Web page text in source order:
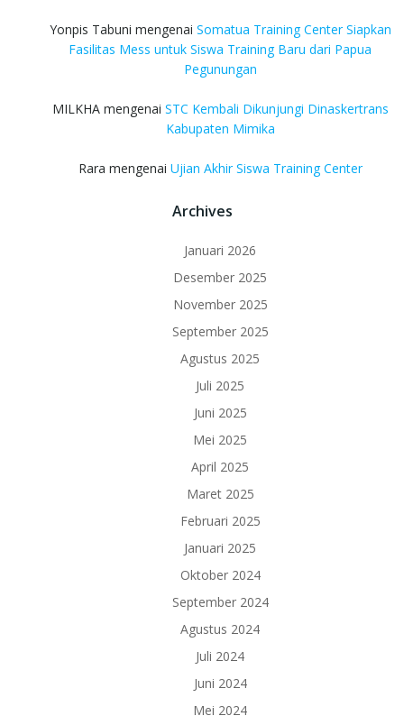
Yonpis Tabuni mengenai Somatua Training Center Siapkan
Fasilitas Mess untuk Siswa Training Baru dari Papua
Pegunungan
MILKHAmengenai STC Kembali Dikunjungi Dinaskertrans
Kabupaten Mimika
Rara mengenai Ujian Akhir Siswa Training Center
Archives
Januari 2026
Desember 2025
November 2025
September 2025
Agustus 2025
Juli 2025
Juni 2025
Mei 2025
April 2025
Maret 2025
Februari 2025
Januari 2025
Oktober 2024
September 2024
Agustus 2024
Juli 2024
Juni 2024
Mei 2024